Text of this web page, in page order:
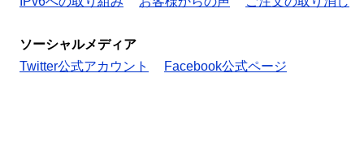
ソーシャルメディア
Twitter公式アカウント
Facebook公式ページ